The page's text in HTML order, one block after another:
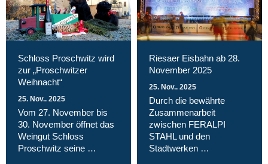
Schloss Proschwitz wird
zur „Proschwitzer
Weihnacht“
25. Nov.. 2025
Vom 27. November bis
30. November öffnet das
Weingut Schloss
Proschwitz seine …
Riesaer Eisbahn ab 28.
November 2025
25. Nov.. 2025
Durch die bewährte
Zusammenarbeit
zwischen FERALPI
STAHL und den
Stadtwerken …